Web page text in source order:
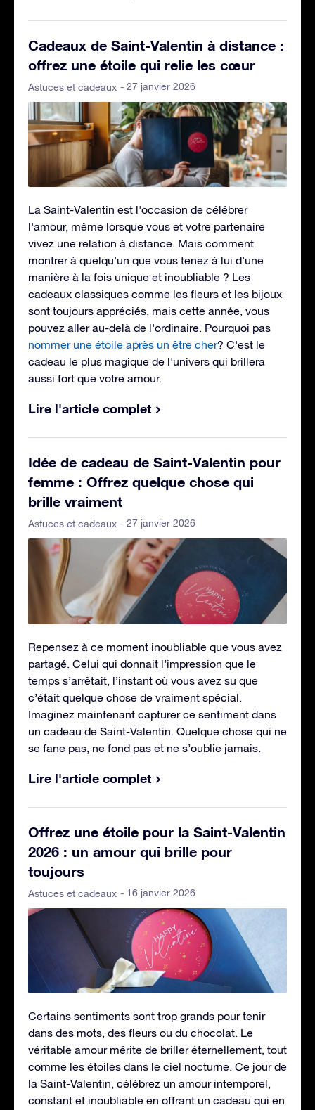
Cadeaux de Saint-Valentin à distance :
offrez une étoile qui relie les cœur
Astuces et cadeaux - 27 janvier 2026
La Saint-Valentin est l'occasion de célébrer
l'amour, même lorsque vous et votre partenaire
vivez une relation à distance. Mais comment
montrer à quelqu'un que vous tenez à lui d'une
manière à la fois unique et inoubliable ? Les
cadeaux classiques comme les fleurs et les bijoux
sont toujours appréciés, mais cette année, vous
pouvez aller au-delà de l'ordinaire. Pourquoi pas
nommer une étoile après un être cher? C'est le
cadeau le plus magique de l'univers qui brillera
aussi fort que votre amour.
Lire l'article complet
Idée de cadeau de Saint-Valentin pour
femme : Offrez quelque chose qui
brille vraiment
Astuces et cadeaux - 27 janvier 2026
Repensez à ce moment inoubliable que vous avez
partagé. Celui qui donnait l’impression que le
temps s’arrêtait, l’instant où vous avez su que
c’était quelque chose de vraiment spécial.
Imaginez maintenant capturer ce sentiment dans
un cadeau de Saint-Valentin. Quelque chose qui ne
se fane pas, ne fond pas et ne s’oublie jamais.
Lire l'article complet
Offrez une étoile pour la Saint-Valentin
2026 : un amour qui brille pour
toujours
Astuces et cadeaux - 16 janvier 2026
Certains sentiments sont trop grands pour tenir
dans des mots, des fleurs ou du chocolat. Le
véritable amour mérite de briller éternellement, tout
comme les étoiles dans le ciel nocturne. Ce jour de
la Saint-Valentin, célébrez un amour intemporel,
constant et inoubliable en offrant un cadeau qui en